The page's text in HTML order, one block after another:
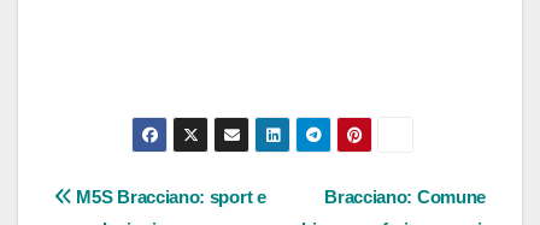
Navigazione
Bracciano: Comune
M5S Bracciano: sport e